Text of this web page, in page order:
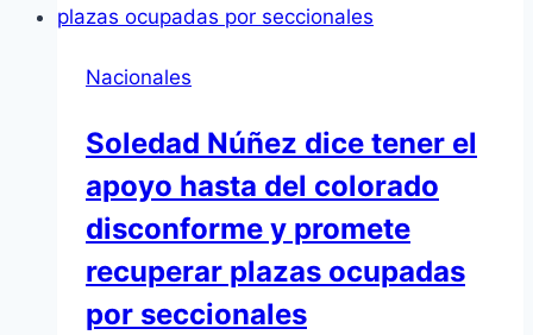
Nacionales
Soledad Núñez dice tener el
apoyo hasta del colorado
disconforme y promete
recuperar plazas ocupadas
por seccionales